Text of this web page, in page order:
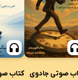
صوتی جادوی کتاب